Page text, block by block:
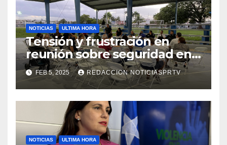
NOTICIAS ULTIMA HORA
Tensión y frustración en
reunión sobre seguridad en
Reparto Metropolitano
FEB 5, 2025 REDACCION NOTICIASPRTV
NOTICIAS ULTIMA HORA